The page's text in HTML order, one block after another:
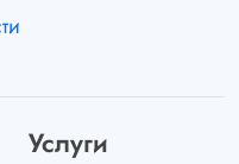
Услуги